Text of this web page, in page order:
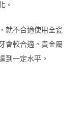
。
就不合適使用全瓷
會較合適。貴金屬
到一定水平。